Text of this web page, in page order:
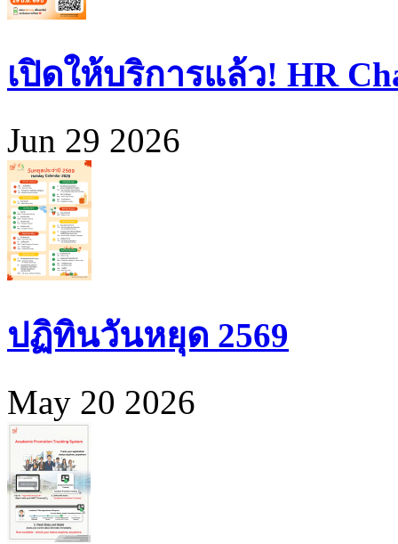
เปิดให้บริการแล้ว! HR
Jun 29 2026
ปฏิทินวันหยุด 2569
May 20 2026